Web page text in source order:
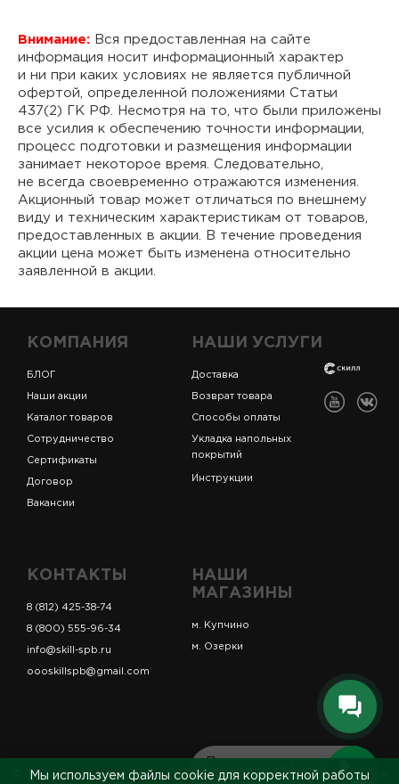
Перезвоним вам
за 5 минут
Внимание: Вся предоставленная на сайте
информация носит информационный характер
и ни при каких условиях не является публичной
офертой, определенной положениями Статьи
437(2) ГК РФ. Несмотря на то, что были приложены
все усилия к обеспечению точности информации,
процесс подготовки и размещения информации
занимает некоторое время. Следовательно,
не всегда своевременно отражаются изменения.
Акционный товар может отличаться по внешнему
виду и техническим характеристикам от товаров,
предоставленных в акции. В течение проведения
акции цена может быть изменена относительно
заявленной в акции.
КОМПАНИЯ
БЛОГ
Наши акции
Каталог товаров
Сотрудничество
Сертификаты
Договор
Вакансии
НАШИ УСЛУГИ
Доставка
Возврат товара
Способы оплаты
Укладка напольных
покрытий
Инструкции
КОНТАКТЫ
8 (812) 425-38-74
8 (800) 555-96-34
info@skill-spb.ru
oooskillspb@gmail.com
НАШИ
МАГАЗИНЫ
м. Купчино
м. Озерки
© ИП Коновалов Д.А., ОГРНИП 325784700361023. Все
Мы используем файлы cookie для корректной работы